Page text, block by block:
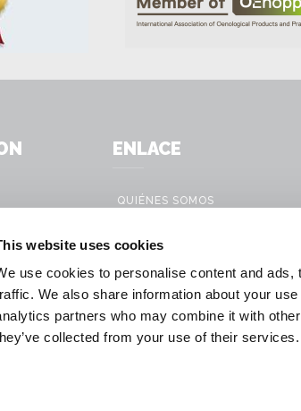
website uses cookies
use cookies to personalise content and
We also share information about your
partners who may combine it with
collected from your use of their services.
- Italy
ENLACE
QUIÉNES SOMOS
SOLUCIONES PARA LA
PRESS & NEWS